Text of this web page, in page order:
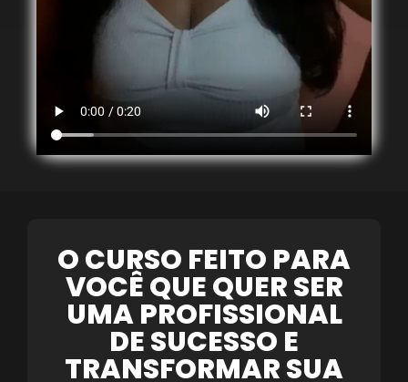
O CURSO FEITO PARA
VOCÊ QUE QUER SER
UMA PROFISSIONAL
DE SUCESSO E
TRANSFORMAR SUA